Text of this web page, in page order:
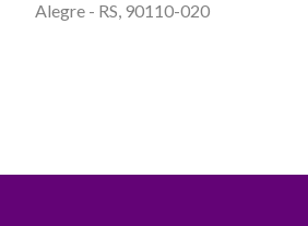
Alegre - RS, 90110-020